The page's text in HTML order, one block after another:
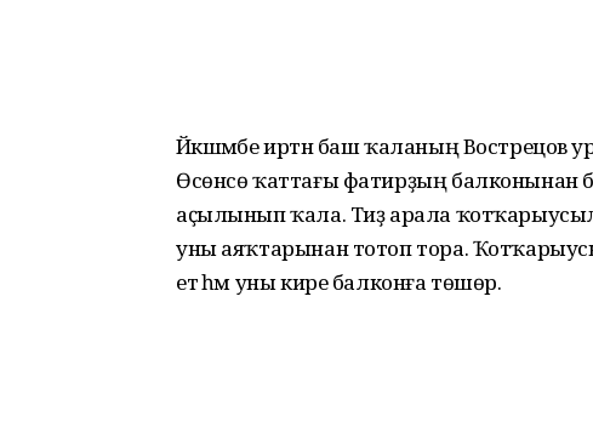
Йәкшәмбе иртән баш ҡаланың Вострецов
Өсөнсө ҡаттағы фатирҙың балконынан
аҫылынып ҡала. Тиҙ арала
уны аяҡтарынан тотоп тора.
етә һәм уны кире балконға төшөрә.